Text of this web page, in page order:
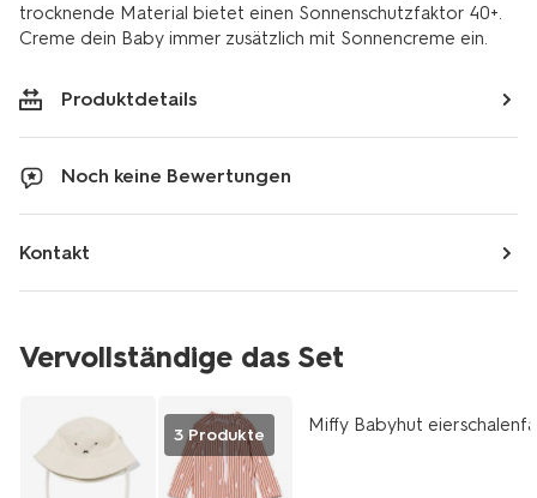
trocknende Material bietet einen Sonnenschutzfaktor 40+.
Creme dein Baby immer zusätzlich mit Sonnencreme ein.
Produktdetails
Noch keine Bewertungen
Kontakt
Vervollständige das Set
3 Produkte Miffy Babyhut